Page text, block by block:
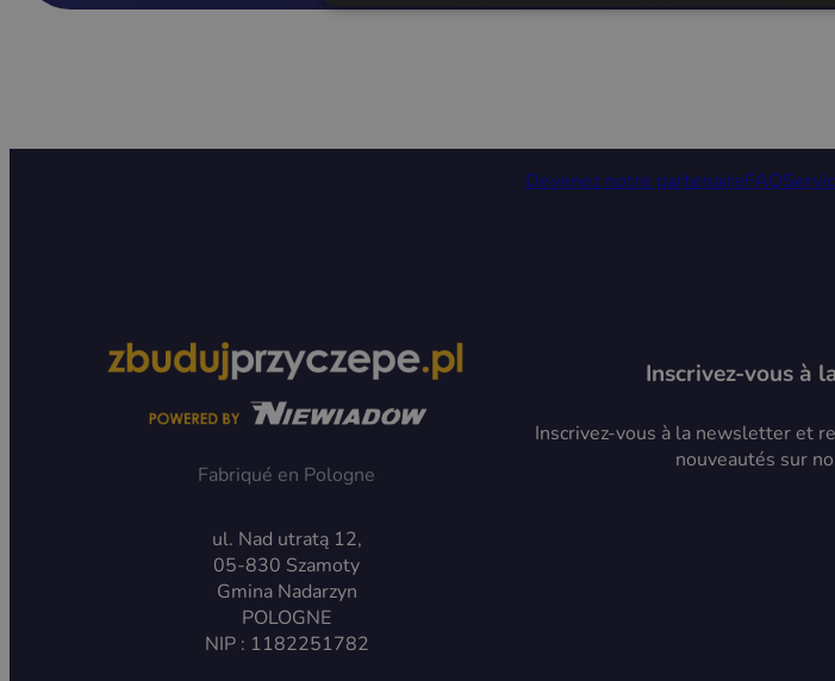
Devenez notre partenaireFAQ
Fabriqué en Pologne
ul. Nad utratą 12,
05-830 Szamoty
Gmina Nadarzyn
POLOGNE
NIP : 1182251782
Inscrivez-vous à
Inscrivez-vous à la newsletter et
nouveautés sur